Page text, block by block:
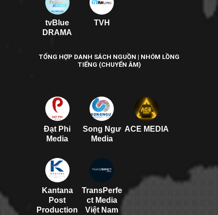
tvBlue
DRAMA
TVH
TỔNG HỢP DANH SÁCH NGUỒN | NHÓM LỒNG
TIẾNG (CHUYỂN ÂM)
Đạt Phi
Media
Song Ngư
Media
ACE MEDIA
Kantana
Post
Production
TransPerfe
ct Media
Việt Nam